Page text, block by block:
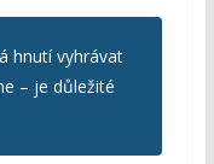
hnutí vyhrávat
– je důležité